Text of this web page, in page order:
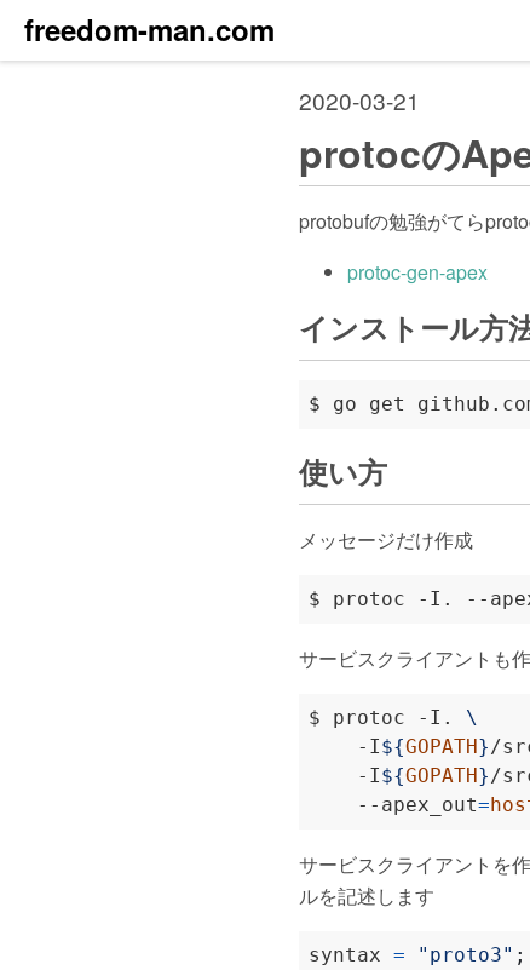
freedom-man.com
2020-03-21
protocの
protobufの勉強がてら
protoc-gen-apex
インストール方
使い方
メッセージだけ作成
$ protoc -I. --
サービスクライアントも
$ protoc -I.
    -I
${GOPATH}/
    -I
${GOPATH}/
    --apex_out
=
サービスクライアントを
ルを記述します
syntax = "proto3" ;